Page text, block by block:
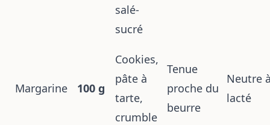
salé-
sucré
Margarine 100 g
Cookies,
pâte à
tarte,
crumble
Tenue
proche du
beurre
Neutre
lacté